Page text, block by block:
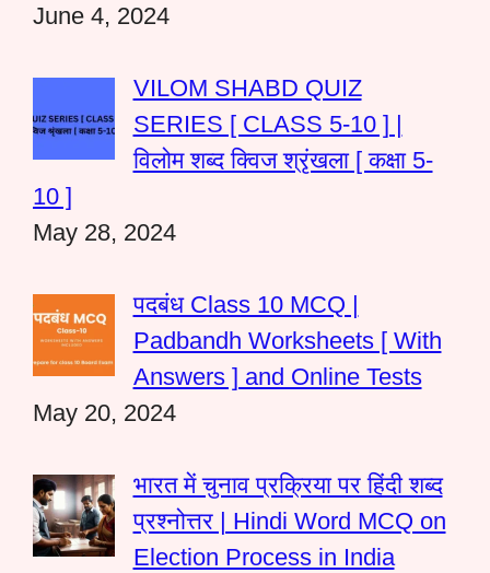
June 4, 2024
VILOM SHABD QUIZ
SERIES [ CLASS 5-10 ] |
विलोम शब्द क्विज श्रृंखला [ कक्षा 5-
10 ]
May 28, 2024
पदबंध Class 10 MCQ |
Padbandh Worksheets [ With
Answers ] and Online Tests
May 20, 2024
भारत में चुनाव प्रक्रिया पर हिंदी शब्द
प्रश्नोत्तर | Hindi Word MCQ on
Election Process in India